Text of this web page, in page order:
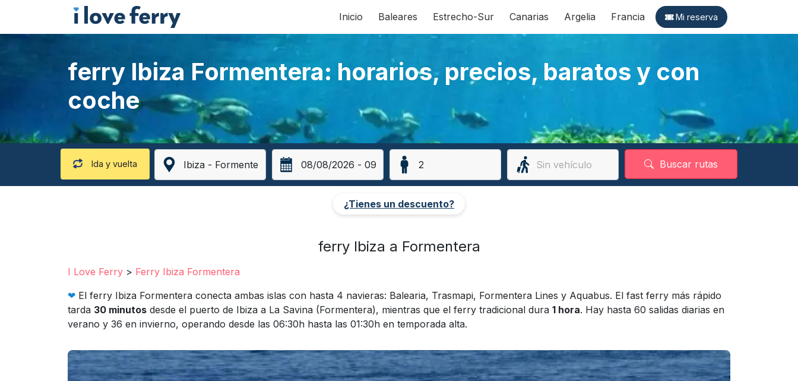
Inicio Baleares Estrecho-Sur Canarias Argelia Francia Mi reserva
Ida y vuelta Buscar rutas
¿Tienes un descuento?
ferry Ibiza Formentera: horarios, precios, baratos y con
coche
ferry Ibiza a Formentera
I Love Ferry > Ferry Ibiza Formentera
❤︎ El ferry Ibiza Formentera conecta ambas islas con hasta 4 navieras: Balearia, Trasmapi, Formentera Lines y Aquabus. El fast ferry más rápido
tarda 30 minutos desde el puerto de Ibiza a La Savina (Formentera), mientras que el ferry tradicional dura 1 hora. Hay hasta 60 salidas diarias en
verano y 36 en invierno, operando desde las 06:30h hasta las 01:30h en temporada alta.